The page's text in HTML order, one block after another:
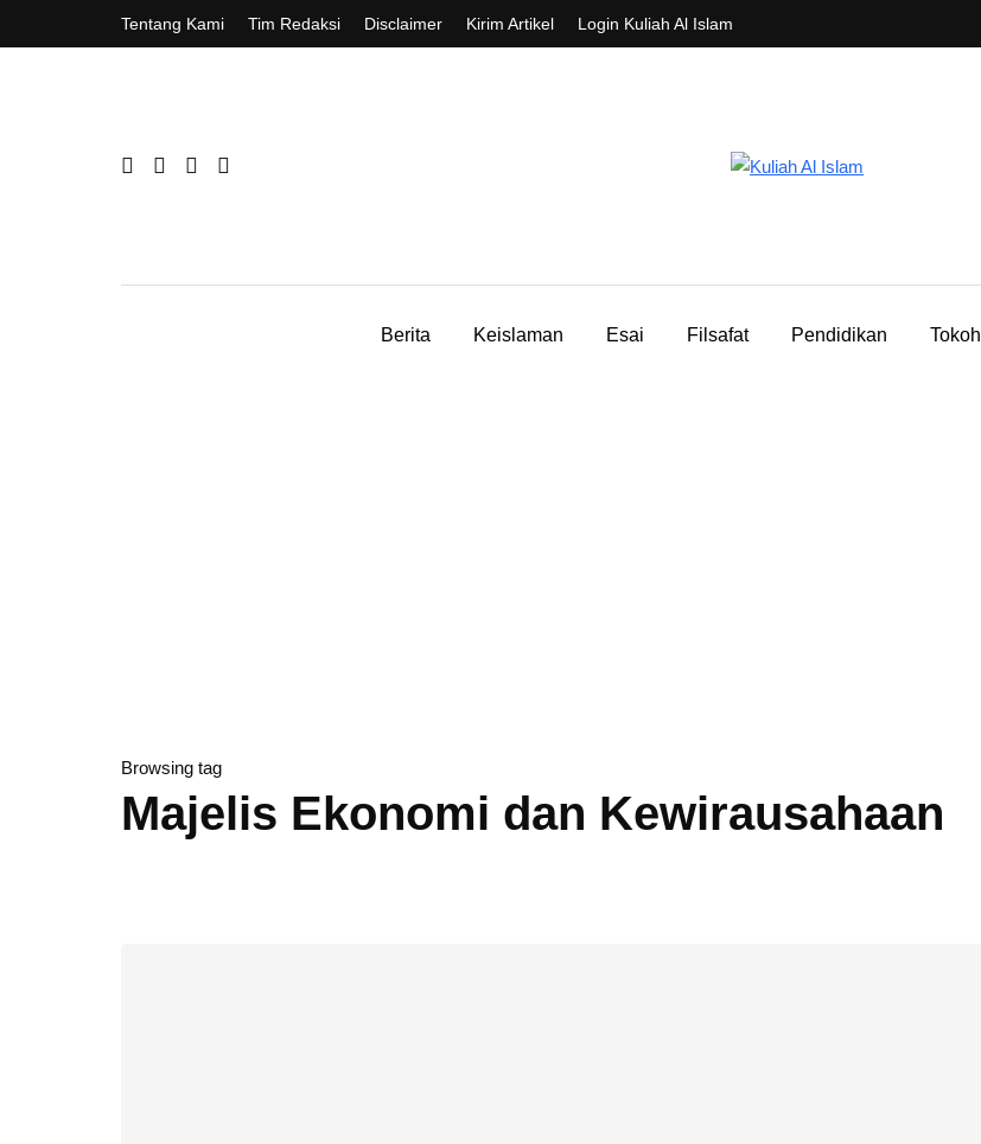
Tentang Kami Tim Redaksi Disclaimer Kirim Artikel Login Kuliah Al Islam
Berita Keislaman Esai Filsafat Pendidikan Tokoh
Browsing tag
Majelis Ekonomi dan Kewirausahaan